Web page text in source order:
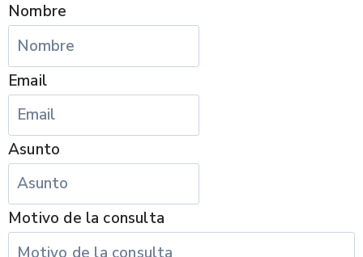
Nombre
Email
Asunto
Motivo de la consulta